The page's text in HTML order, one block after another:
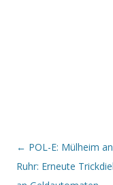
Beitrags-Navigation
← POL-E: Mülheim
Ruhr: Erneute